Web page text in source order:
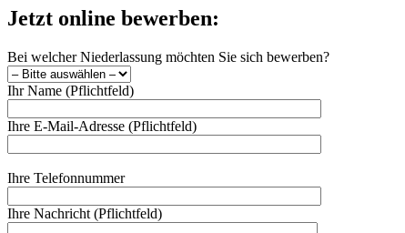
Jetzt online bewerben:
Bei welcher Niederlassung möchten Sie sich bewerben?
Ihr Name (Pflichtfeld)
Ihre E-Mail-Adresse (Pflichtfeld)
Ihre Telefonnummer
Ihre Nachricht (Pflichtfeld)